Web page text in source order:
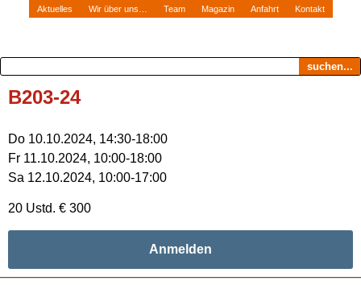
Aktuelles Wir über uns… Team Magazin Anfahrt Kontakt
suchen...
B203-24
Do 10.10.2024, 14:30-18:00
Fr 11.10.2024, 10:00-18:00
Sa 12.10.2024, 10:00-17:00
20 Ustd. € 300
Anmelden